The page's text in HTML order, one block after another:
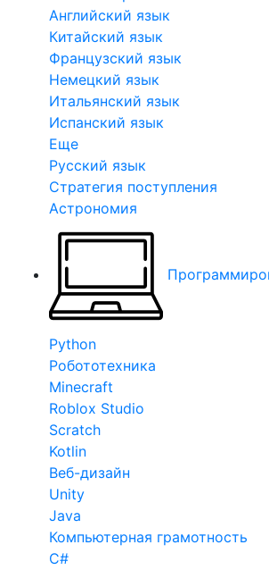
Английский язык
Китайский язык
Французский язык
Немецкий язык
Итальянский язык
Испанский язык
Еще
Русский язык
Стратегия поступления
Астрономия
Python
Робототехника
Minecraft
Roblox Studio
Scratch
Kotlin
Веб-дизайн
Unity
Java
Компьютерная грамотность
C#